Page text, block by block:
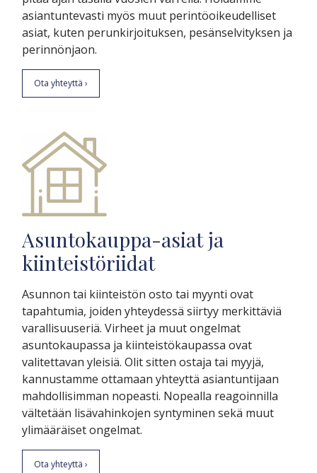
asiantuntevasti myös muut perintöoikeudelliset
asiat, kuten perunkirjoituksen, pesänselvityksen ja
perinnönjaon.
Ota yhteyttä ›
Asuntokauppa-asiat ja
kiinteistöriidat
Asunnon tai kiinteistön osto tai myynti ovat
tapahtumia, joiden yhteydessä siirtyy merkittäviä
varallisuuseriä. Virheet ja muut ongelmat
asuntokaupassa ja kiinteistökaupassa ovat
valitettavan yleisiä. Olit sitten ostaja tai myyjä,
kannustamme ottamaan yhteyttä asiantuntijaan
mahdollisimman nopeasti. Nopealla reagoinnilla
vältetään lisävahinkojen syntyminen sekä muut
ylimääräiset ongelmat.
Ota yhteyttä ›